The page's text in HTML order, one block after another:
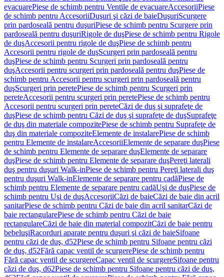
evacuarePiese de schimb pentru Ventile de evacuareAccesoriiPiese
de schimb pentru AccesoriiDuşuri şi căzi de baieDuşuriScurgere
prin pardoseală pentru duşuriPiese de schimb pentru Scurgere prin
pardoseală pentru duşuriRigole de duşPiese de schimb pentru Rigole
de duşAccesorii pentru rigole de duşPiese de schimb pentru
Accesorii pentru rigole de duşScurgeri prin pardoseală pentru
duşPiese de schimb pentru Scurgeri prin pardoseală pentru
duşAccesorii pentru scurgeri prin pardoseală pentru duşPiese de
schimb pentru Accesorii pentru scurgeri prin pardoseală pentru
duşScurgeri prin peretePiese de schimb pentru Scurgeri prin
pereteAccesorii pentru scurgeri prin peretePiese de schimb pentru
Accesorii pentru scurgeri prin pereteCăzi de duş şi suprafeţe de
duşPiese de schimb pentru Căzi de duş şi suprafeţe de duşSuprafeţe
de duş din materiale compozitePiese de schimb pentru Suprafeţe de
duş din materiale compoziteElemente de instalarePiese de schimb
pentru Elemente de instalareAccesoriiElemente de separare duşPiese
de schimb pentru Elemente de separare duşElemente de separare
duşPiese de schimb pentru Elemente de separare duşPereţi laterali
duş pentru duşuri Walk-inPiese de schimb pentru Pereţi laterali duş
pentru duşuri Walk-inElemente de separare pentru cadăPiese de
schimb pentru Elemente de separare pentru cadăUşi de duşPiese de
schimb pentru Uşi de duşAccesoriiCăzi de baieCăzi de baie din acril
sanitarPiese de schimb pentru Căzi de baie din acril sanitarCăzi de
baie rectangularePiese de schimb pentru Căzi de baie
rectangulareCăzi de baie din material compozitCăzi de baie pentru
bebeluşiRacorduri aparate pentru duşuri şi căzi de baieSifoane
pentru căzi de duş, d52Piese de schimb pentru Sifoane pentru căzi
de duş, d52Fără capac ventil de scurgerePiese de schimb pentru
Fără capac ventil de scurgereCapac ventil de scurgereSifoane pentru
căzi de duş, d62Piese de schimb pentru Sifoane pentru căzi de duş,